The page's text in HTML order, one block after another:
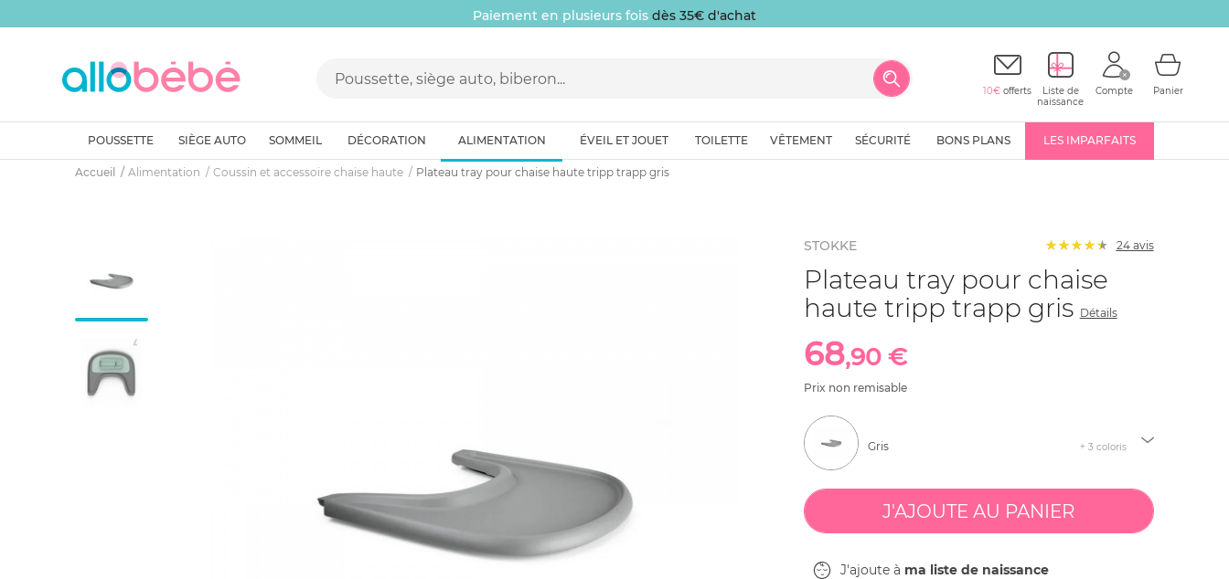
Paiement en plusieurs fois dès 35€ d'achat
10€ offerts
Liste de
naissance
Compte Panier
POUSSETTE SIÈGE AUTO SOMMEIL DÉCORATION ALIMENTATION ÉVEIL ET JOUET TOILETTE VÊTEMENT SÉCURITÉ BONS PLANS LES IMPARFAITS
Accueil Alimentation Coussin et accessoire chaise haute Plateau tray pour chaise haute tripp trapp gris
STOKKE 24avis
Plateau tray pour chaise
haute tripp trapp gris Détails
68,90 €
Prix non remisable
Gris + 3 coloris
J'ajoute à ma liste de naissance